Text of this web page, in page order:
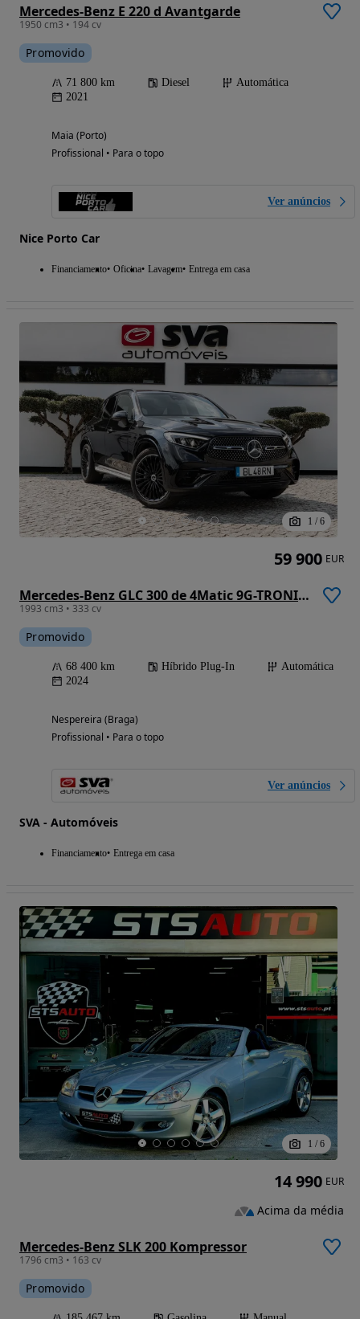
Mercedes-Benz E 220 d Avantgarde
1950 cm3 • 194 cv
Promovido
71 800 km Diesel
Automática
2021
Maia (Porto)
Profissional • Para o topo
Ver anúncios
Nice Porto Car
Financiamento Oficina Lavagem Entrega em casa
1 / 6
Mercedes-Benz GLC 300 de 4Matic 9G-TRONIC Edition AMG Line
1993 cm3 • 333 cv
Promovido
68 400 km Híbrido Plug-In
Automática
2024
Nespereira (Braga)
Profissional • Para o topo
Ver anúncios
SVA - Automóveis
Financiamento Entrega em casa
59 900 EUR
1 / 6
Mercedes-Benz SLK 200 Kompressor
1796 cm3 • 163 cv
Promovido
14 990 EUR
Acima da média